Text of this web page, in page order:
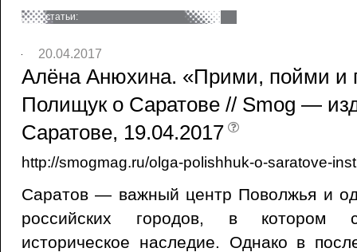
статьи:
20.04.2017
Алёна Анюхина. «Прими, пойми и
Полищук о Саратове // Smog —
Саратове, 19.04.2017
http://smogmag.ru/olga-polishhuk-o-saratove-
Саратов — важный центр Поволжья и
российских городов, в котором
историческое наследие. Однако в